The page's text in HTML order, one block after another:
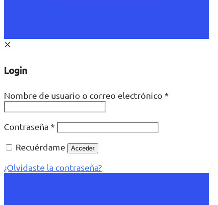
✕
Login
Nombre de usuario o correo electrónico *
Contraseña *
Recuérdame
Acceder
¿Olvidaste la contraseña?